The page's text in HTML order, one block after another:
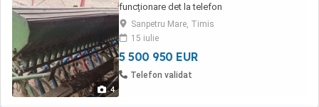
4
funcționare det la telefon
Sanpetru Mare, Timis
15 iulie
5 500 950 EUR
Telefon validat